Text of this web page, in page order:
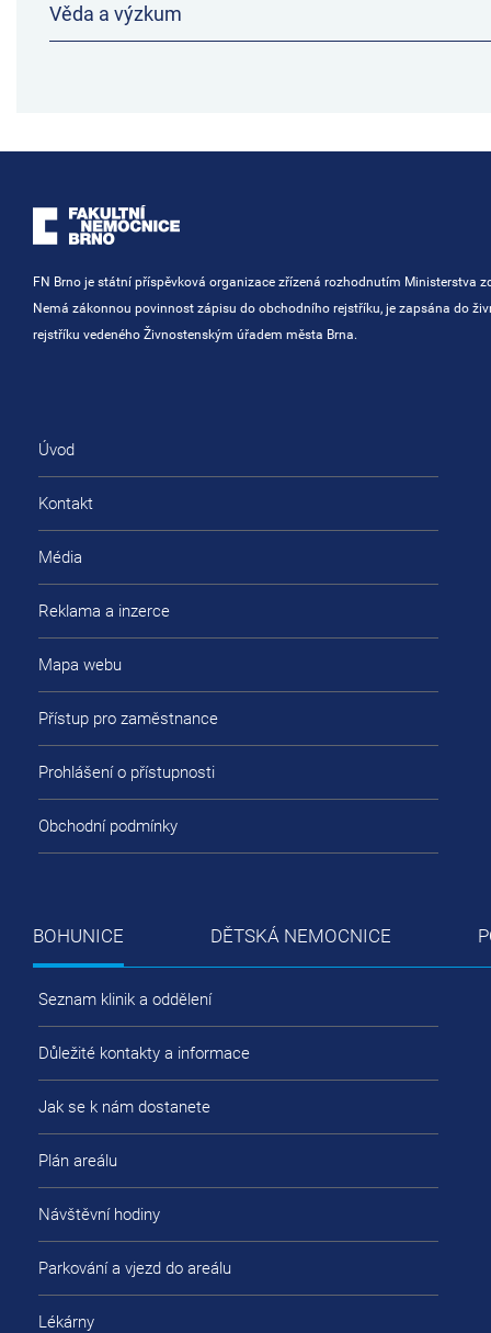
Věda a výzkum
FN Brno je státní příspěvková organizace zřízená rozhodnutím Ministerstva
Nemá zákonnou povinnost zápisu do obchodního rejstříku, je zapsána do
rejstříku vedeného Živnostenským úřadem města Brna.
Úvod
Kontakt
Média
Reklama a inzerce
Mapa webu
Přístup pro zaměstnance
Prohlášení o přístupnosti
Obchodní podmínky
BOHUNICE DĚTSKÁ NEMOCNICE
Seznam klinik a oddělení
Důležité kontakty a informace
Jak se k nám dostanete
Plán areálu
Návštěvní hodiny
Parkování a vjezd do areálu
Lékárny